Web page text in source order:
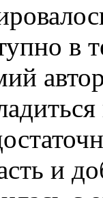
в
и